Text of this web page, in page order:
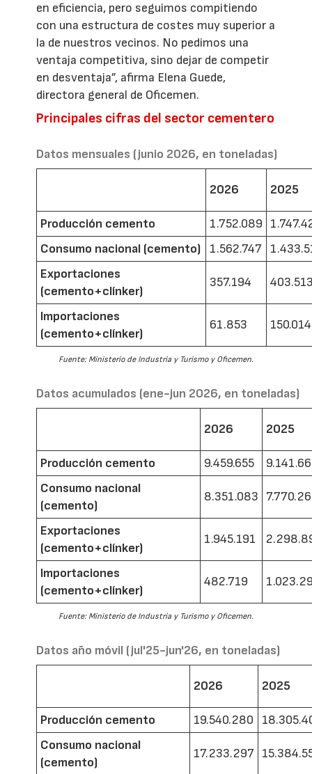
en eficiencia, pero seguimos compitiendo
con una estructura de costes muy superior a
la de nuestros vecinos. No pedimos una
ventaja competitiva, sino dejar de competir
en desventaja”, afirma Elena Guede,
directora general de Oficemen.
Principales cifras del sector cementero
Datos mensuales (junio 2026, en toneladas)
2026 2025
Producción cemento 1.752.089
Consumo nacional (cemento)
1.562.747
Exportaciones
(cemento+clínker)
357.194
Importaciones
(cemento+clínker)
61.853 150.014
Fuente: Ministerio de Industria y Turismo y Oficemen.
Datos acumulados (ene-jun 2026, en toneladas)
2026 2025
Producción cemento 9.459.655
Consumo nacional
(cemento)
8.351.083
Exportaciones
(cemento+clínker)
1.945.191
Importaciones
(cemento+clínker)
482.719
Fuente: Ministerio de Industria y Turismo y Oficemen.
Datos año móvil (jul'25-jun'26, en toneladas)
2026 2025
Producción cemento 19.540.280
Consumo nacional
(cemento)
17.233.297